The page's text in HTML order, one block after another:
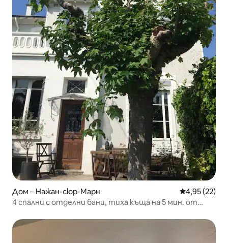
Дом – Нажан-сюр-Марн Средна
4,95 (22)
4 спални с отделни бани, тиха къща на 5 мин. от